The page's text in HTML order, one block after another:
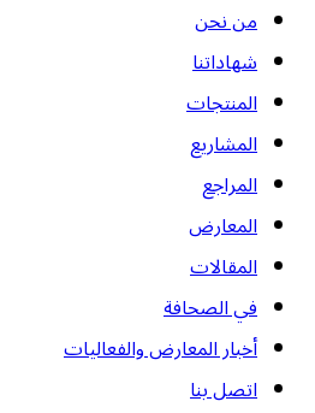
من نحن
شهاداتنا
المنتجات
المشاريع
المراجع
المعارض
المقالات
في الصحافة
أخبار المعارض والفعاليات
اتصل بنا